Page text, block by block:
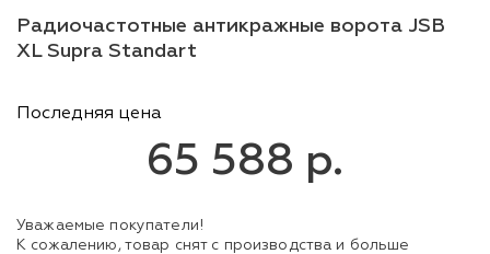
Радиочастотные антикражные ворота JSB
XL Supra Standart
Последняя цена
65 588 р.
Уважаемые покупатели!
К сожалению, товар снят с производства и больше